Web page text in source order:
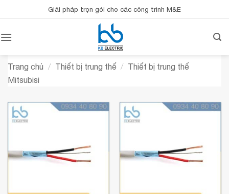
qua
dung
Giải pháp trọn gói cho các công trình M&E
Trang chủ / Thiết bị trung thế / Thiết bị trung thế
Mitsubisi